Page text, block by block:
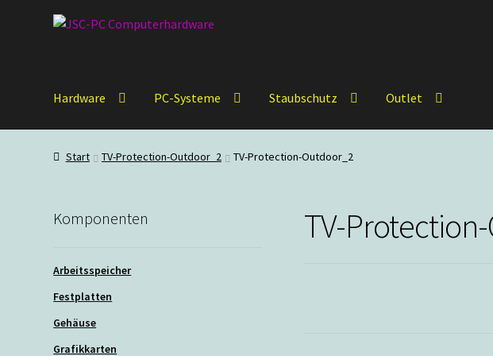
Zur
Zum
Hardware PC-Systeme Staubschutz Outlet
Start TV-Protection-Outdoor_2 TV-Protection-Outdoor_2
TV-
Komponenten
Arbeitsspeicher
Festplatten
Gehäuse
Grafikkarten